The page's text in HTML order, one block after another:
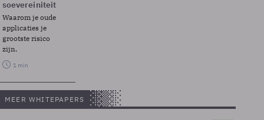
soevereiniteit
Waarom je oude
applicaties je
grootste risico
zijn.
1 min
MEER WHITEPAPERS